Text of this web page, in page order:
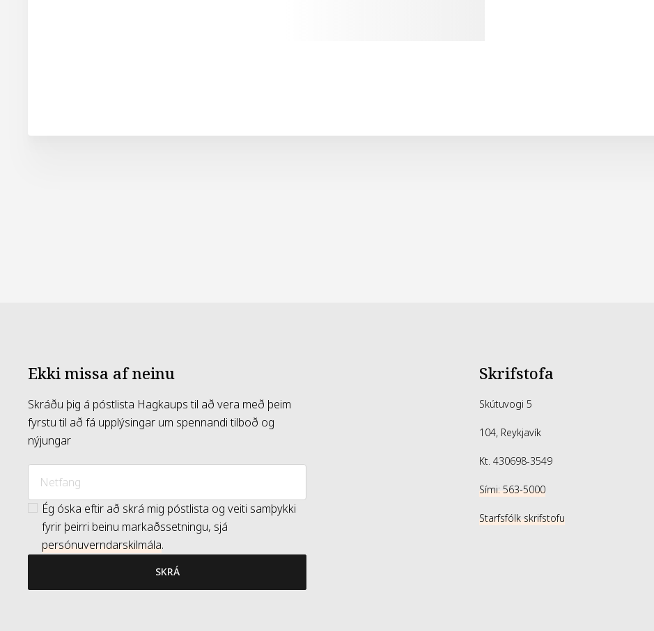
Ekki missa af neinu
Skráðu þig á póstlista Hagkaups til að vera með þeim
fyrstu til að fá upplýsingar um spennandi tilboð og
nýjungar
Ég óska eftir að skrá mig póstlista og veiti samþykki
fyrir þeirri beinu markaðssetningu, sjá
persónuverndarskilmála.
SKRÁ
Skrifstofa
Skútuvogi 5
104, Reykjavík
Kt. 430698-3549
Sími: 563-5000
Starfsfólk skrifstofu